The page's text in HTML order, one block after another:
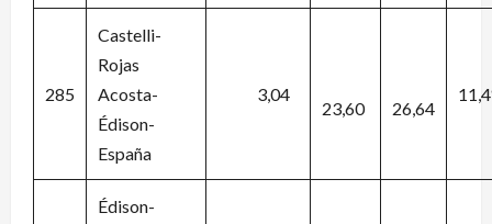
285
Castelli-
Rojas
Acosta-
Édison-
España
3,04
23,60 26,64
Édison-